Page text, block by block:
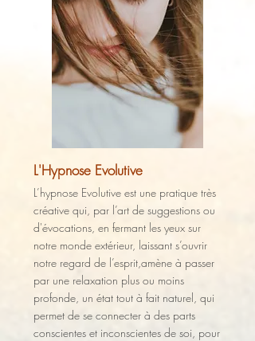
L'Hypnose Evolutive
L’hypnose Evolutive est une pratique très
créative qui, par l’art de suggestions ou
d'évocations, en fermant les yeux sur
notre monde extérieur, laissant s’ouvrir
notre regard de l’esprit,amène à passer
par une relaxation plus ou moins
profonde, un état tout à fait naturel, qui
permet de se connecter à des parts
conscientes et inconscientes de soi, pour